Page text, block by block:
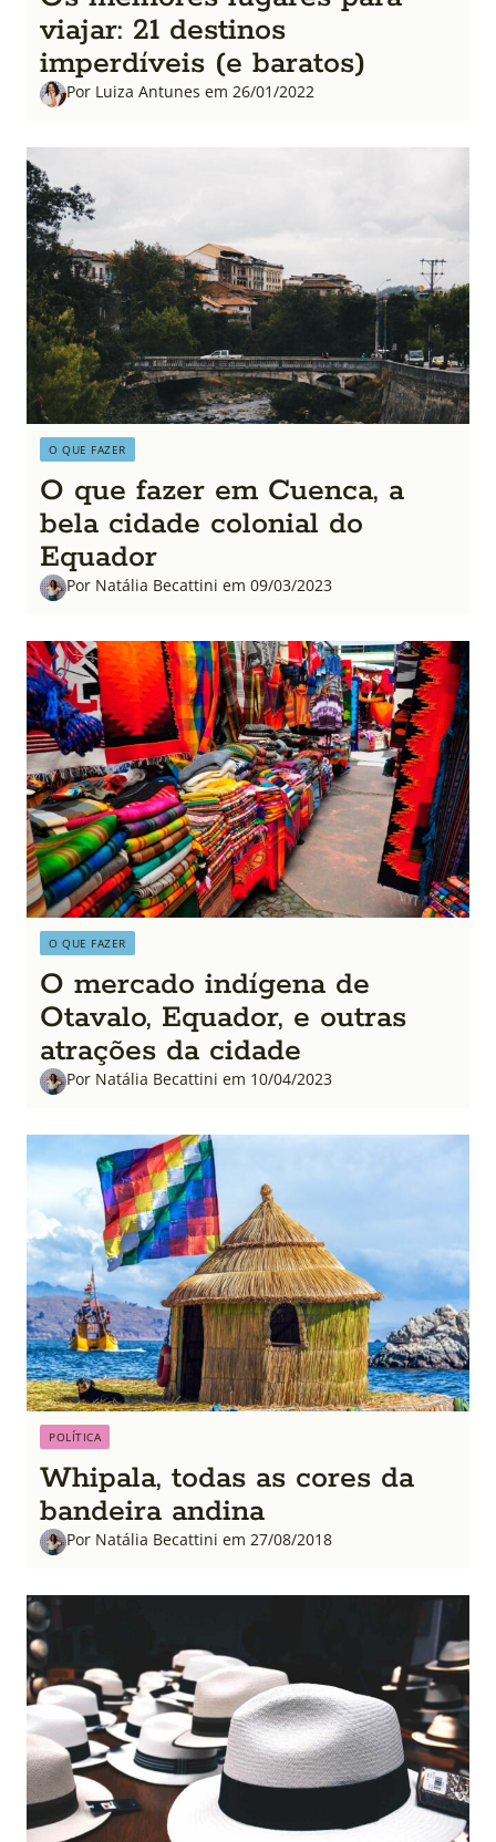
viajar: 21 destinos
imperdíveis (e baratos)
Por Luiza Antunes em 26/01/2022
O QUE FAZER
O que fazer em Cuenca, a
bela cidade colonial do
Equador
Por Natália Becattini em 09/03/2023
O QUE FAZER
O mercado indígena de
Otavalo, Equador, e outras
atrações da cidade
Por Natália Becattini em 10/04/2023
POLÍTICA
Whipala, todas as cores da
bandeira andina
Por Natália Becattini em 27/08/2018